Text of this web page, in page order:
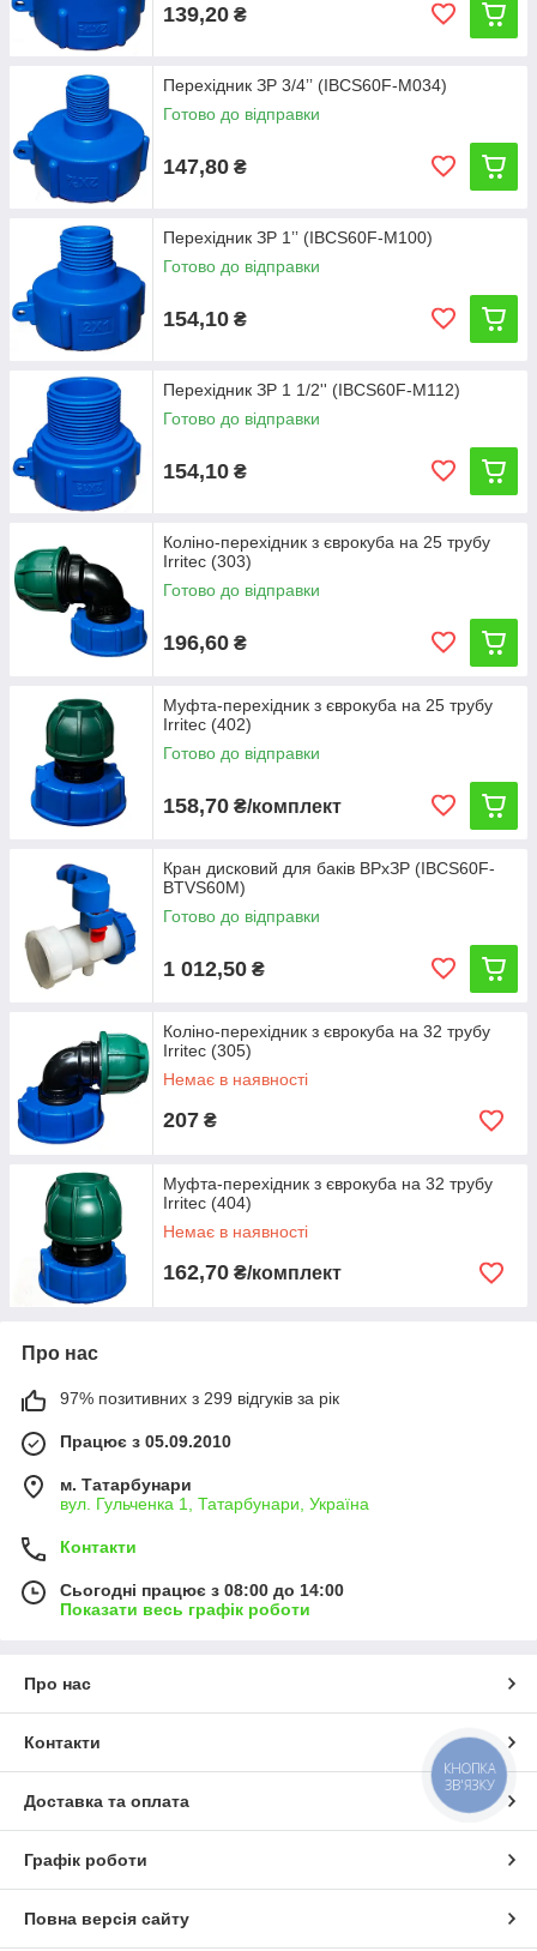
139,20 ₴
Перехідник ЗР 3/4ʼʼ (IBCS60F-M034)
Готово до відправки
147,80 ₴
Перехідник ЗР 1ʼʼ (IBCS60F-M100)
Готово до відправки
154,10 ₴
Перехідник ЗР 1 1/2'' (IBCS60F-M112)
Готово до відправки
154,10 ₴
Коліно-перехідник з єврокуба на 25 трубу
Irritec (303)
Готово до відправки
196,60 ₴
Муфта-перехідник з єврокуба на 25 трубу
Irritec (402)
Готово до відправки
158,70 ₴/комплект
Кран дисковий для баків ВРхЗР (IBCS60F-
BTVS60M)
Готово до відправки
1 012,50 ₴
Коліно-перехідник з єврокуба на 32 трубу
Irritec (305)
Немає в наявності
207 ₴
Муфта-перехідник з єврокуба на 32 трубу
Irritec (404)
Немає в наявності
162,70 ₴/комплект
Про нас
97% позитивних з 299 відгуків за рік
Працює з 05.09.2010
м. Татарбунари
вул. Гульченка 1, Татарбунари, Україна
Контакти
Сьогодні працює з 08:00 до 14:00
Показати весь графік роботи
Про нас
Контакти
Доставка та оплата
Графік роботи
Повна версія сайту
КНОПКА
ЗВ'ЯЗКУ